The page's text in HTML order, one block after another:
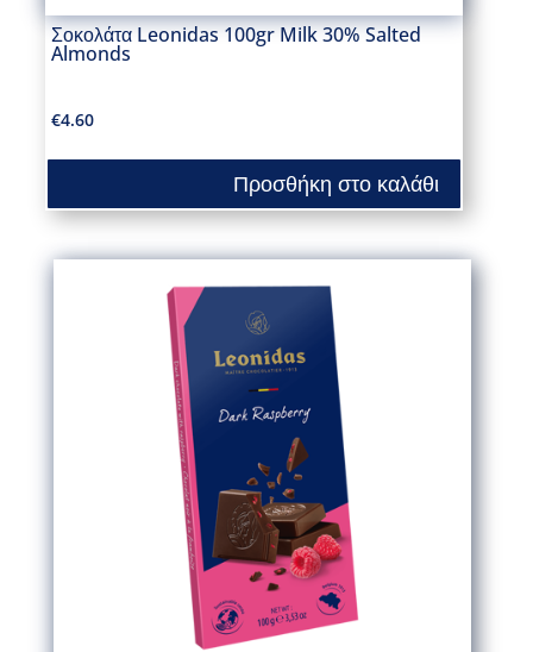
Σοκολάτα Leonidas 100gr Milk 30% Salted
Almonds
€4.60
Προσθήκη στο καλάθι